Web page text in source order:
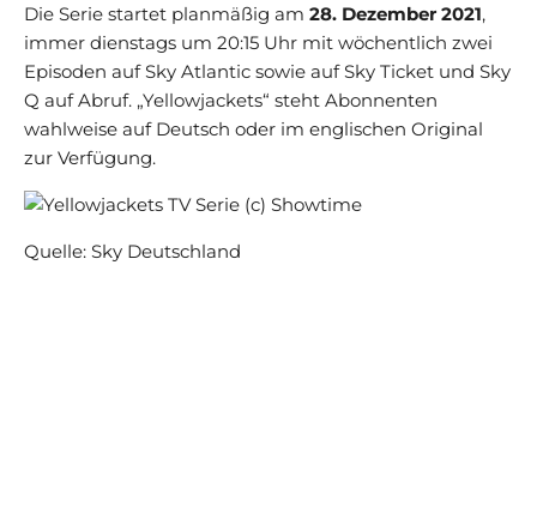
Die Serie startet planmäßig am 28. Dezember 2021,
immer dienstags um 20:15 Uhr mit wöchentlich zwei
Episoden auf Sky Atlantic sowie auf Sky Ticket und Sky
Q auf Abruf. „Yellowjackets“ steht Abonnenten
wahlweise auf Deutsch oder im englischen Original
zur Verfügung.
Quelle: Sky Deutschland